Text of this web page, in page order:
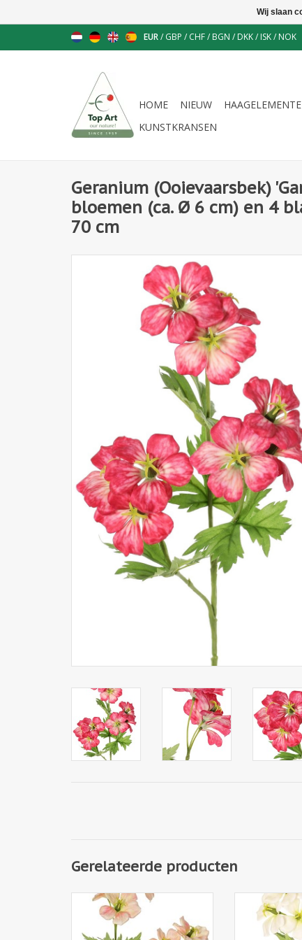
EUR/ GBP / CHF/ BGN / DKK/ ISK/ NOK
HOME NIEUW
KUNSTKRANSEN
Geranium (Ooievaarsbek)
bloemen (ca. Ø 6 cm) en 4
70 cm
Gerelateerde producten
130700PE - Geranium
(Ooievaarsbek) 'Garden Art' met
9 bloemen (ca. Ø 6 cm) en 4
9 bloemen
Wij slaan